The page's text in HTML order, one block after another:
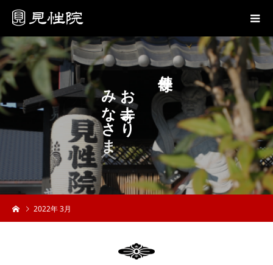
り
お
よ
り
み
な
さ
ま
へ
2022年 3月